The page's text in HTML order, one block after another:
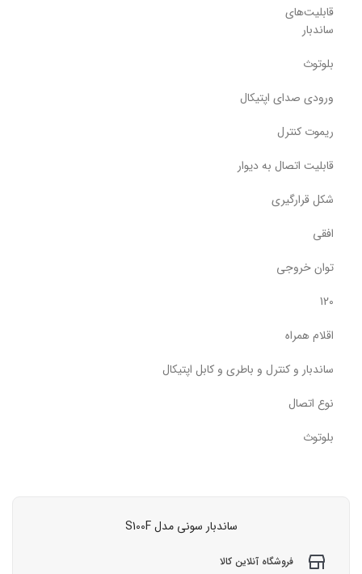
قابلیت‌های
ساندبار
بلوتوث
ورودی صدای اپتیکال
ریموت کنترل
قابلیت اتصال به دیوار
شکل قرارگیری
افقی
توان خروجی
120
اقلام همراه
ساندبار و کنترل و باطری و کابل اپتیکال
نوع اتصال
بلوتوث
ساندبار سونی مدل S100F
فروشگاه آنلاین کالا